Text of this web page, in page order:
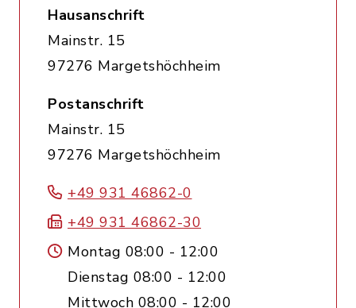
Hausanschrift
Mainstr. 15
97276 Margetshöchheim
Postanschrift
Mainstr. 15
97276 Margetshöchheim
+49 931 46862-0
+49 931 46862-30
Montag 08:00 - 12:00
Dienstag 08:00 - 12:00
Mittwoch 08:00 - 12:00